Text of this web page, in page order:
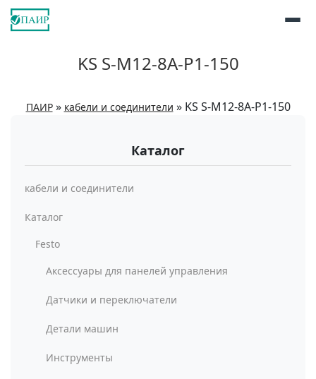
KS S-M12-8A-P1-150
ПАИР» кабели и соединители » KS S-M12-8A-P1-150
Каталог
кабели и соединители
Каталог
Festo
Аксессуары для панелей управления
Датчики и переключатели
Детали машин
Инструменты